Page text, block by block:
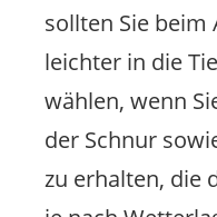
sollten Sie beim
leichter in die
wählen, wenn
der Schnur
zu erhalten, die